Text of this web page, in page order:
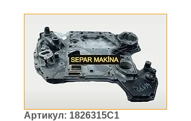
Артикул: 1826315C1